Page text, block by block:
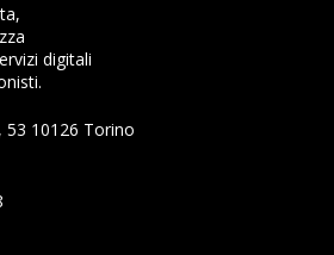
digitali
10126 Torino